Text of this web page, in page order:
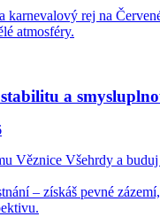
karnevalový rej na
atmosféry.
a
Věznice Všehrdy a
– získáš pevné